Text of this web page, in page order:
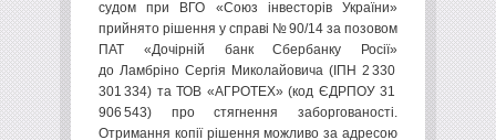
судом при ВГО «Союз інвесторів України»
прийнято рішення у справі № 90/14 за позовом
ПАТ «Дочірній банк Сбербанку Росії»
до Ламбріно Сергія Миколайовича (ІПН 2 330
301 334) та ТОВ «АГРОТЕХ» (код ЄДРПОУ 31
906 543) про стягнення заборгованості.
Отримання копії рішення можливо за адресою